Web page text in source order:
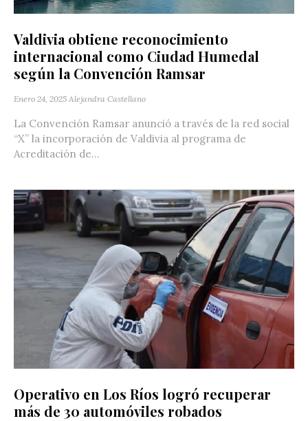
Valdivia obtiene reconocimiento
internacional como Ciudad Humedal
según la Convención Ramsar
Enero 24, 2025 Alejandra Castellano
La Convención Ramsar anunció a través de la red social
“X” la incorporación de Valdivia al programa de
Acreditación de...
Operativo en Los Ríos logró recuperar
más de 30 automóviles robados